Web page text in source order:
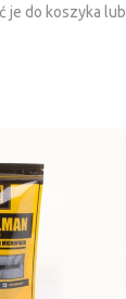
je do koszyka lub